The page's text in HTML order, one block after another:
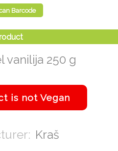
vanilija 250 g
Kraš